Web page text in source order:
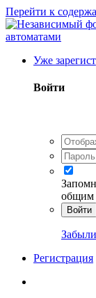
Перейти к
Уже
Войти
общим
Войти
Регистрация